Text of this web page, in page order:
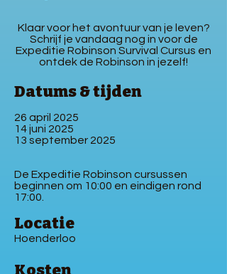
Klaar voor het avontuur van je leven?
Schrijf je vandaag nog in voor de
Expeditie Robinson Survival Cursus en
ontdek de Robinson in jezelf!
Datums & tijden
26 april 2025
14 juni 2025
13 september 2025
De Expeditie Robinson cursussen
beginnen om 10:00 en eindigen rond
17:00.
Locatie
Hoenderloo
Kosten